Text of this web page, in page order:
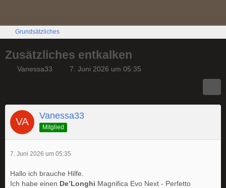
Grundsätzliches
Zusätzliches entkalken
Vanessa33 7. Juni 2026 um 05:35
Vanessa33
Mitglied
7. Juni 2026 um 05:35
Hallo ich brauche Hilfe.
Ich habe einen De’Longhi Magnifica Evo Next - Perfetto